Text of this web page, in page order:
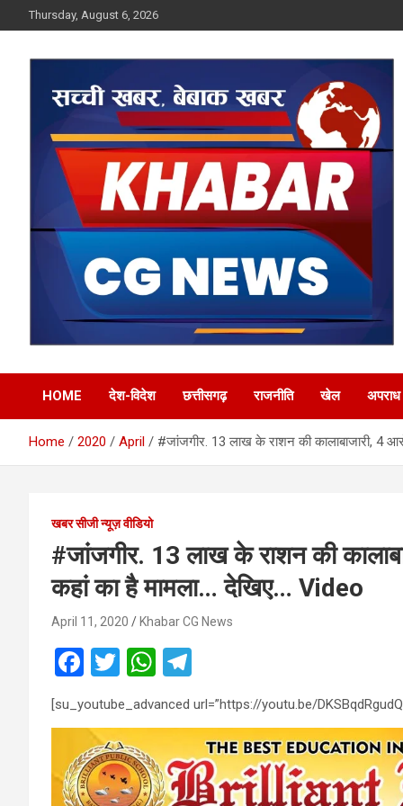
to
Thursday, August 6, 2026
Khabar CG News
HOME देश-विदेश छत्तीसगढ़ राजनीति खेल अपराध
Home 2020 April #जांजगीर. 13 लाख के राशन की कालाबाजारी, 4
खबर सीजी न्यूज़ वीडियो
#जांजगीर. 13 लाख के राशन की
कहां का है मामला… देखिए… Video
April 11, 2020 Khabar CG News
F
ce
b
o
T
wi
tt
er
W
at
s
A
el
e
gr
a
[su_youtube_advanced url=”https://youtu.be/